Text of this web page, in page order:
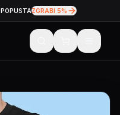
ZGRABI 5%